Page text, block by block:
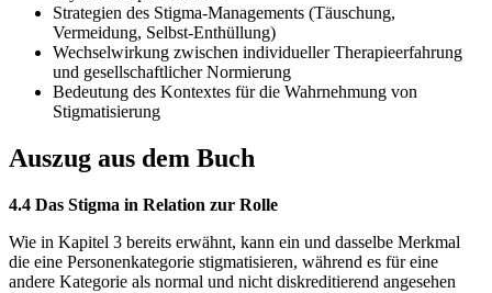
Strategien des Stigma-Managements (Täuschung,
Vermeidung, Selbst-Enthüllung)
Wechselwirkung zwischen individueller Therapieerfahrung
und gesellschaftlicher Normierung
Bedeutung des Kontextes für die Wahrnehmung von
Stigmatisierung
Auszug aus dem Buch
4.4 Das Stigma in Relation zur Rolle
Wie in Kapitel 3 bereits erwähnt, kann ein und dasselbe Merkmal
die eine Personenkategorie stigmatisieren, während es für eine
andere Kategorie als normal und nicht diskreditierend angesehen